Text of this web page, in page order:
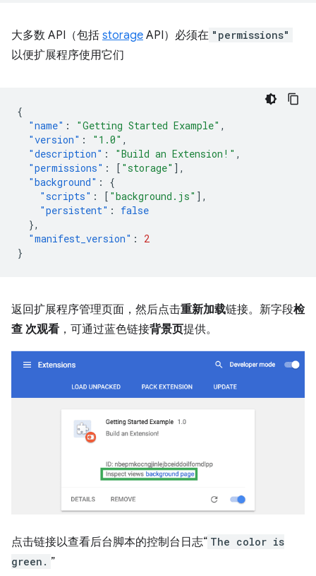
大多数 API（包括 storage API）必须在 "permissions"
以便扩展程序使用它们
{
"name" : "Getting Started Example" ,
"version" : "1.0" ,
"description" : "Build an Extension!" ,
"permissions" : [ "storage" ],
"background" :
{
"scripts" : [ "background.js" ],
"persistent" :
false
},
"manifest_version" :
2
}
返回扩展程序管理页面，然后点击重新加载链接。新字段检
查 次观看 ，可通过蓝色链接背景页提供。
点击链接以查看后台脚本的控制台日志“ The color is
green. ”